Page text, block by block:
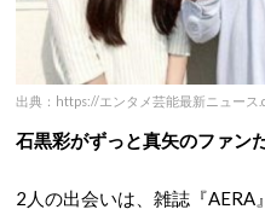
出典：https://エンタメ芸能最新ニュース
石黒彩がずっと真矢のファン
2人の出会いは、雑誌『AERA